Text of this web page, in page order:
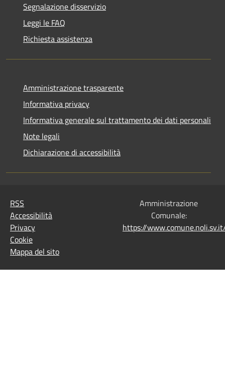
Segnalazione disservizio
Leggi le FAQ
Richiesta assistenza
Amministrazione trasparente
Informativa privacy
Informativa generale sul trattamento dei dati personali
Note legali
Dichiarazione di accessibilità
RSS
Accessibilità
Privacy
Cookie
Mappa del sito
Amministrazione
Comunale:
https://